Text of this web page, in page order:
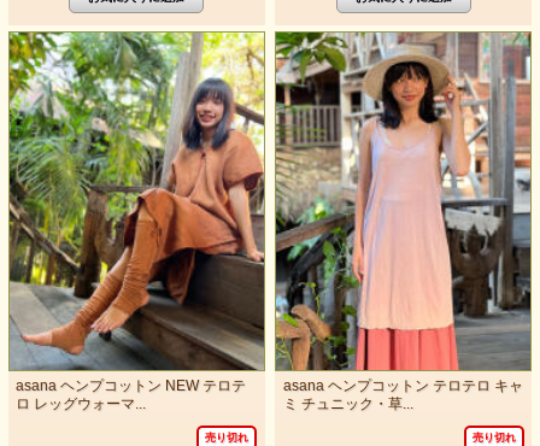
asana ヘンプコットン NEW テロテ
ロ レッグウォーマ...
売り切れ
asana ヘンプコットン テロテロ キャ
ミ チュニック・草...
売り切れ